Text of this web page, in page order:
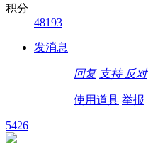
积分
48193
发消息
回复 支持 反对
使用道具 举报
5426